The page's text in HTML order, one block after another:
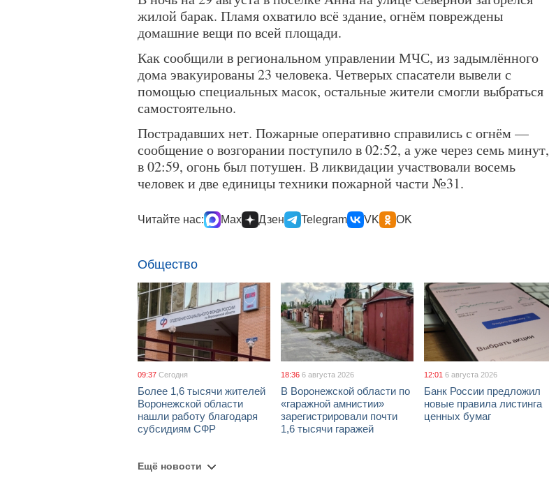
жилой барак. Пламя охватило всё здание, огнём повреждены
домашние вещи по всей площади.
Как сообщили в региональном управлении МЧС, из задымлённого
дома эвакуированы 23 человека. Четверых спасатели вывели с
помощью специальных масок, остальные жители смогли выбраться
самостоятельно.
Пострадавших нет. Пожарные оперативно справились с огнём —
сообщение о возгорании поступило в 02:52, а уже через семь минут,
в 02:59, огонь был потушен. В ликвидации участвовали восемь
человек и две единицы техники пожарной части №31.
Читайте нас: Max Дзен Telegram VK OK
Общество
09:37 Сегодня
Более 1,6 тысячи жителей
Воронежской области
нашли работу благодаря
субсидиям СФР
18:36 6 августа 2026
В Воронежской области по
«гаражной амнистии»
зарегистрировали почти
1,6 тысячи гаражей
12:01 6 августа 2026
Банк России предложил
новые правила листинга
ценных бумаг
Ещё новости